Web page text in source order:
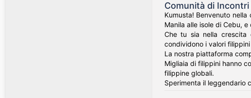
Comunità di Incontri
Kumusta! Benvenuto
Manila alle isole di Cebu,
Che tu sia nella crescita
condividono i valori
La nostra piattaforma
Migliaia di filippini hanno
filippine globali.
Sperimenta il leggendario